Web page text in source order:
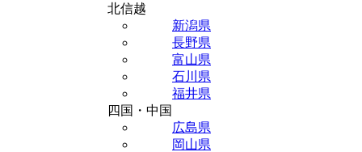
北信越
新潟県
長野県
富山県
石川県
福井県
四国・中国
広島県
岡山県